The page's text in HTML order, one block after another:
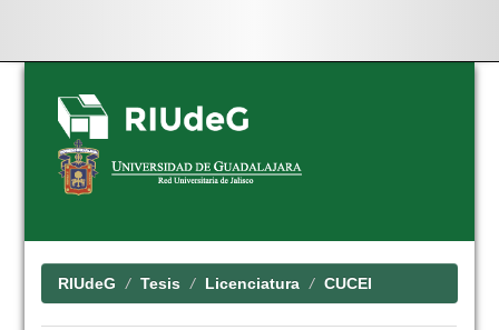
Skip
navigation
RIUdeG Tesis Licenciatura CUCEI